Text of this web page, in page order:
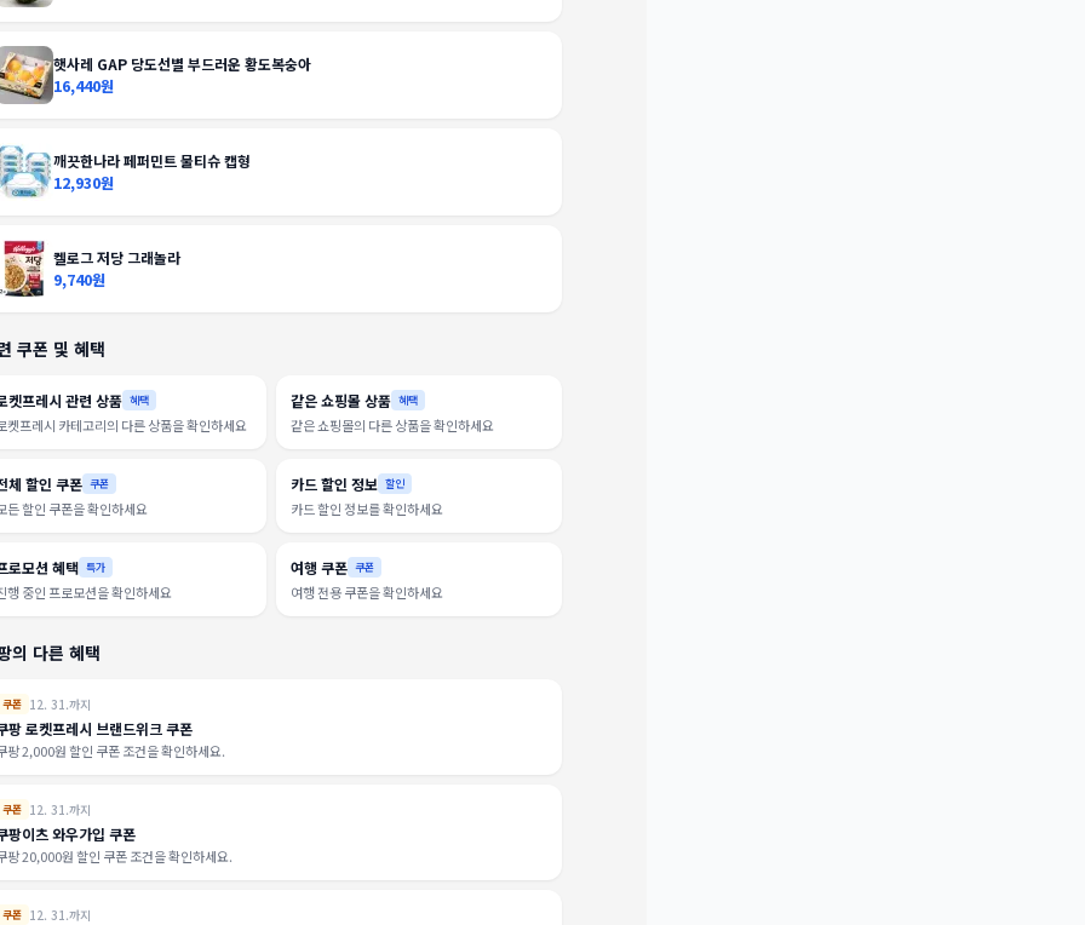
햇사레 GAP 당도선별 부드러운 황도복숭아
16,440원
깨끗한나라 페퍼민트 물티슈 캡형
12,930원
켈로그 저당 그래놀라
9,740원
쿠폰 및 혜택
켓프레시 관련 상품 혜택
켓프레시 카테고리의 다른 상품을 확인하세요
같은 쇼핑몰 상품 혜택
같은 쇼핑몰의 다른 상품을 확인하세요
체 할인 쿠폰 쿠폰
든 할인 쿠폰을 확인하세요
카드 할인 정보 할인
카드 할인 정보를 확인하세요
로모션 혜택 특가
행 중인 프로모션을 확인하세요
여행 쿠폰 쿠폰
여행 전용 쿠폰을 확인하세요
의 다른 혜택
쿠폰 12. 31.까지
팡 로켓프레시 브랜드위크 쿠폰
팡 2,000원 할인 쿠폰 조건을 확인하세요.
쿠폰 12. 31.까지
팡이츠 와우가입 쿠폰
팡 20,000원 할인 쿠폰 조건을 확인하세요.
쿠폰 12. 31.까지